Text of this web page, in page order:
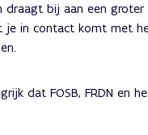
bij aan een groter
in contact komt met
dat FOSB, FRDN en